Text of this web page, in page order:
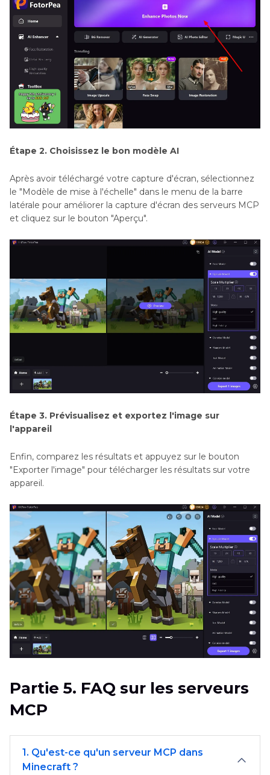
Étape 2. Choisissez le bon modèle AI
Après avoir téléchargé votre capture d'écran, sélectionnez
le "Modèle de mise à l'échelle" dans le menu de la barre
latérale pour améliorer la capture d'écran des serveurs MCP
et cliquez sur le bouton "Aperçu".
Étape 3. Prévisualisez et exportez l'image sur
l'appareil
Enfin, comparez les résultats et appuyez sur le bouton
"Exporter l'image" pour télécharger les résultats sur votre
appareil.
Partie 5. FAQ sur les serveurs
MCP
1. Qu'est-ce qu'un serveur MCP dans
Minecraft ?